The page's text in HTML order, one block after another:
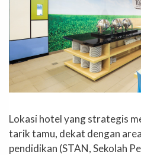
Lokasi hotel yang strategis
tarik tamu, dekat dengan
pendidikan (STAN, Sekolah